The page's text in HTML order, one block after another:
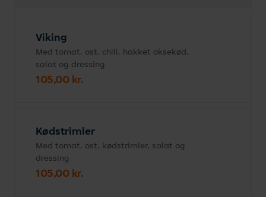
Viking
Med tomat, ost, chili, hakket oksekød,
salat og dressing
105,00 kr.
Kødstrimler
Med tomat, ost, kødstrimler, salat og
dressing
105,00 kr.